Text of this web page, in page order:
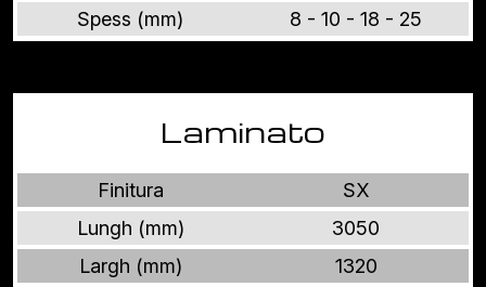
Spess (mm)
8 - 10 - 18 - 25
Laminato
Finitura
SX
Lungh (mm)
3050
Largh (mm)
1320